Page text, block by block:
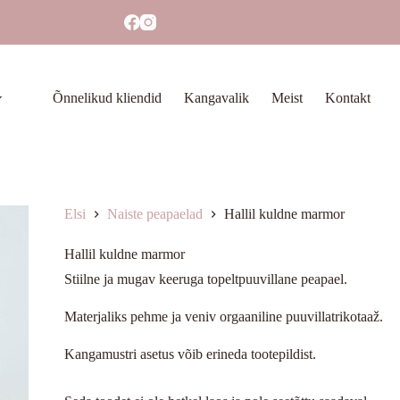
Õnnelikud kliendid Kangavalik Meist Kontakt
Elsi Naiste peapaelad Hallil kuldne marmor
Hallil kuldne marmor
Stiilne ja mugav keeruga topeltpuuvillane peapael.
Materjaliks pehme ja veniv orgaaniline puuvillatrikotaaž.
Kangamustri asetus võib erineda tootepildist.